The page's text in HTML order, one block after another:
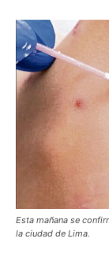
Esta mañana se
la ciudad de Lima.